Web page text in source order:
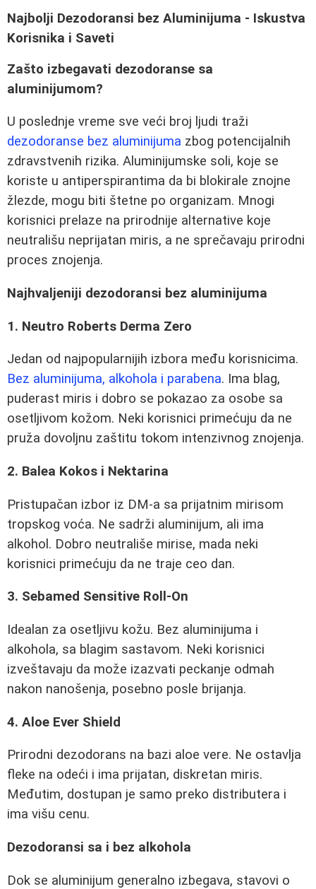
Najbolji Dezodoransi bez Aluminijuma - Iskustva
Korisnika i Saveti
Zašto izbegavati dezodoranse sa
aluminijumom?
U poslednje vreme sve veći broj ljudi traži
dezodoranse bez aluminijuma zbog potencijalnih
zdravstvenih rizika. Aluminijumske soli, koje se
koriste u antiperspirantima da bi blokirale znojne
žlezde, mogu biti štetne po organizam. Mnogi
korisnici prelaze na prirodnije alternative koje
neutrališu neprijatan miris, a ne sprečavaju prirodni
proces znojenja.
Najhvaljeniji dezodoransi bez aluminijuma
1. Neutro Roberts Derma Zero
Jedan od najpopularnijih izbora među korisnicima.
Bez aluminijuma, alkohola i parabena. Ima blag,
puderast miris i dobro se pokazao za osobe sa
osetljivom kožom. Neki korisnici primećuju da ne
pruža dovoljnu zaštitu tokom intenzivnog znojenja.
2. Balea Kokos i Nektarina
Pristupačan izbor iz DM-a sa prijatnim mirisom
tropskog voća. Ne sadrži aluminijum, ali ima
alkohol. Dobro neutrališe mirise, mada neki
korisnici primećuju da ne traje ceo dan.
3. Sebamed Sensitive Roll-On
Idealan za osetljivu kožu. Bez aluminijuma i
alkohola, sa blagim sastavom. Neki korisnici
izveštavaju da može izazvati peckanje odmah
nakon nanošenja, posebno posle brijanja.
4. Aloe Ever Shield
Prirodni dezodorans na bazi aloe vere. Ne ostavlja
fleke na odeći i ima prijatan, diskretan miris.
Međutim, dostupan je samo preko distributera i
ima višu cenu.
Dezodoransi sa i bez alkohola
Dok se aluminijum generalno izbegava, stavovi o